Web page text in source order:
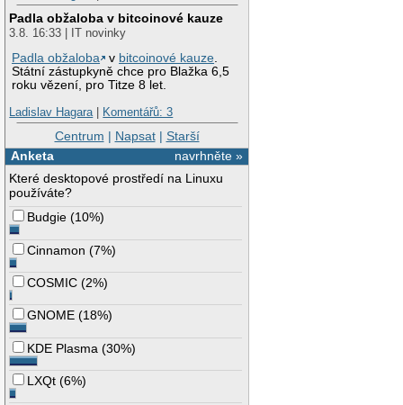
Padla obžaloba v bitcoinové kauze
3.8. 16:33 | IT novinky
Padla obžaloba
v bitcoinové kauze.
Státní zástupkyně chce pro Blažka 6,5
roku vězení, pro Titze 8 let.
Ladislav Hagara| Komentářů: 3
Centrum | Napsat| Starší
navrhněte »
Anketa
Které desktopové prostředí na Linuxu
používáte?
Budgie (10%)
Cinnamon (7%)
COSMIC (2%)
GNOME (18%)
KDE Plasma (30%)
LXQt (6%)